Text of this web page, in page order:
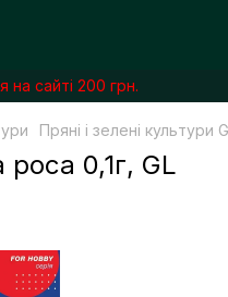
на сайті 200 грн.
Пряні і зелені культури
0,1г, GL